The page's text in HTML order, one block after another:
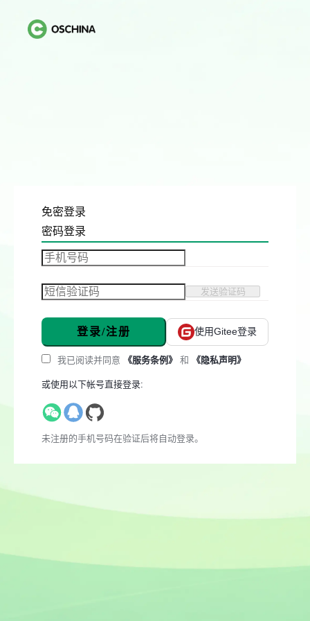
免密登录
密码登录
发送验证码
登录/注册 使用Gitee登录
我已阅读并同意 《服务条例》 和 《隐私声明》
或使用以下帐号直接登录:
未注册的手机号码在验证后将自动登录。